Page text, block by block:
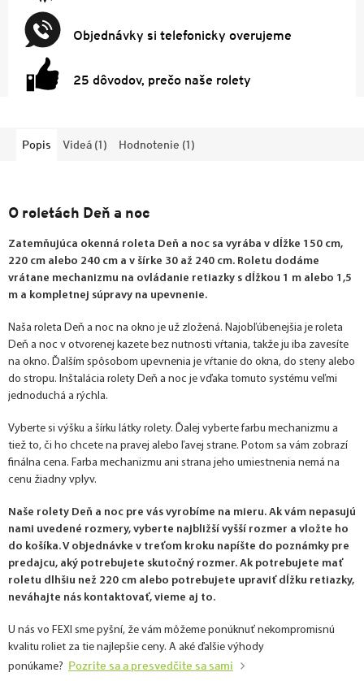
Objednávky si telefonicky overujeme
25 dôvodov, prečo naše rolety
Popis Videá (1) Hodnotenie (1)
O roletách Deň a noc
Zatemňujúca okenná roleta Deň a noc sa vyrába v dĺžke 150 cm,
220 cm alebo 240 cm a v šírke 30 až 240 cm. Roletu dodáme
vrátane mechanizmu na ovládanie retiazky s dĺžkou 1 m alebo 1,5
m a kompletnej súpravy na upevnenie.
Naša roleta Deň a noc na okno je už zložená. Najobľúbenejšia je roleta
Deň a noc v otvorenej kazete bez nutnosti vŕtania, takže ju iba zavesíte
na okno. Ďalším spôsobom upevnenia je vŕtanie do okna, do steny alebo
do stropu. Inštalácia rolety Deň a noc je vďaka tomuto systému veľmi
jednoduchá a rýchla.
Vyberte si výšku a šírku látky rolety. Ďalej vyberte farbu mechanizmu a
tiež to, či ho chcete na pravej alebo ľavej strane. Potom sa vám zobrazí
finálna cena. Farba mechanizmu ani strana jeho umiestnenia nemá na
cenu žiadny vplyv.
Naše rolety Deň a noc pre vás vyrobíme na mieru. Ak vám nepasujú
nami uvedené rozmery, vyberte najbližší vyšší rozmer a vložte ho
do košíka. V objednávke v treťom kroku napíšte do poznámky pre
predajcu, aký potrebujete skutočný rozmer. Ak potrebujete mať
roletu dlhšiu než 220 cm alebo potrebujete upraviť dĺžku retiazky,
neváhajte nás kontaktovať, vieme aj to.
U nás vo FEXI sme pyšní, že vám môžeme ponúknuť nekompromisnú
kvalitu roliet za tie najlepšie ceny. A aké ďalšie výhody
ponúkame? Pozrite sa a presvedčite sa sami